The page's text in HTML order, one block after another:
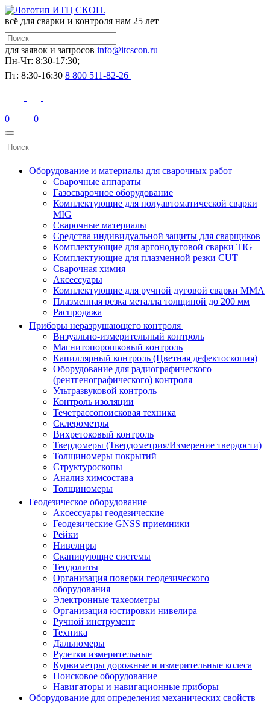
всё для сварки и контроля нам 25 лет
для заявок и запросов info@itcscon.ru
Пн-Чт: 8:30-17:30;
Пт: 8:30-16:30 8 800 511-82-26
0 0
Оборудование и материалы для сварочных работ
Сварочные аппараты
Газосварочное оборудование
Комплектующие для полуавтоматической сварки
MIG
Сварочные материалы
Средства индивидуальной защиты для сварщиков
Комплектующие для аргонодуговой сварки TIG
Комплектующие для плазменной резки CUT
Сварочная химия
Аксессуары
Комплектующие для ручной дуговой сварки MMA
Плазменная резка металла толщиной до 200 мм
Распродажа
Приборы неразрушающего контроля
Визуально-измерительный контроль
Магнитопорошковый контроль
Капиллярный контроль (Цветная дефектоскопия)
Оборудование для радиографического
(рентгенографического) контроля
Ультразвуковой контроль
Контроль изоляции
Течетрассопоисковая техника
Склерометры
Вихретоковый контроль
Твердомеры (Твердометрия/Измерение твердости)
Толщиномеры покрытий
Структуроскопы
Анализ химсостава
Толщиномеры
Геодезическое оборудование
Аксессуары геодезические
Геодезические GNSS приемники
Рейки
Нивелиры
Сканирующие системы
Теодолиты
Организация поверки геодезического
оборудования
Электронные тахеометры
Организация юстировки нивелира
Ручной инструмент
Техника
Дальномеры
Рулетки измерительные
Курвиметры дорожные и измерительные колеса
Поисковое оборудование
Навигаторы и навигационные приборы
Оборудование для определения механических свойств